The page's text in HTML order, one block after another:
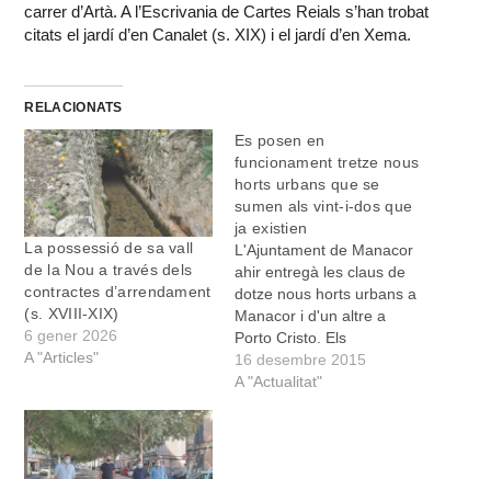
carrer d’Artà. A l’Escrivania de Cartes Reials s’han trobat
citats el jardí d’en Canalet (s. XIX) i el jardí d’en Xema.
RELACIONATS
La possessió de sa vall
de la Nou a través dels
contractes d’arrendament
(s. XVIII-XIX)
6 gener 2026
A "Articles"
Es posen en
funcionament tretze nous
horts urbans que se
sumen als vint-i-dos que
ja existien
L'Ajuntament de Manacor
ahir entregà les claus de
dotze nous horts urbans a
Manacor i d'un altre a
Porto Cristo. Els
destinataris/es han estat
les persones que s'han
16 desembre 2015
A "Actualitat"